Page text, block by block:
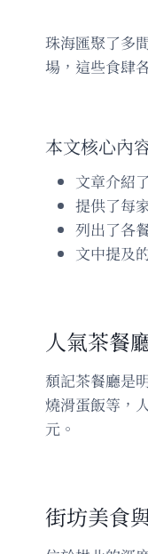
珠海匯聚了多
場，這些食肆
本文核心內
文章介紹
提供了每
列出了各
文中提及
人氣茶餐
頹記茶餐廳是
燒滑蛋飯等，
元。
街坊美食